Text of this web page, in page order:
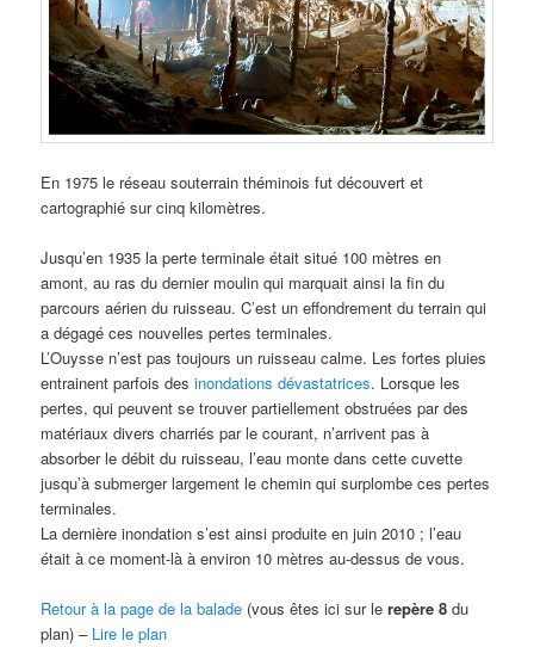
En 1975 le réseau souterrain théminois fut découvert et
cartographié sur cinq kilomètres.
Jusqu’en 1935 la perte terminale était situé 100 mètres en
amont, au ras du dernier moulin qui marquait ainsi la fin du
parcours aérien du ruisseau. C’est un effondrement du terrain qui
a dégagé ces nouvelles pertes terminales.
L’Ouysse n’est pas toujours un ruisseau calme. Les fortes pluies
entrainent parfois desinondations dévastatrices. Lorsque les
pertes, qui peuvent se trouver partiellement obstruées par des
matériaux divers charriés par le courant, n’arrivent pas à
absorber le débit du ruisseau, l’eau monte dans cette cuvette
jusqu’à submerger largement le chemin qui surplombe ces pertes
terminales.
La dernière inondation s’est ainsi produite en juin 2010 ; l’eau
était à ce moment-là à environ 10 mètres au-dessus de vous.
Retour à la page de la balade (vous êtes ici sur lerepère 8 du
plan) – Lire le plan